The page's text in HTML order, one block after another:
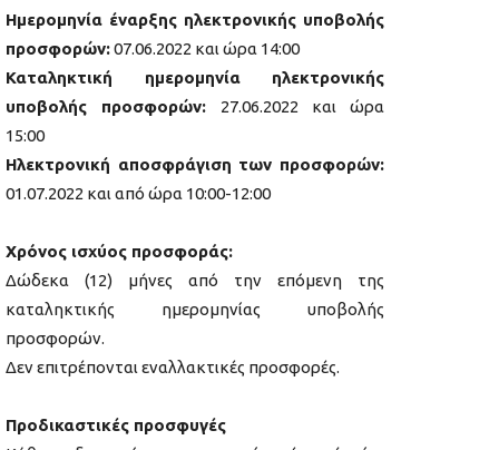
Ημερομηνία έναρξης ηλεκτρονικής υποβολής
προσφορών:07.06.2022 και ώρα 14:00
Καταληκτική ημερομηνία ηλεκτρονικής
υποβολής προσφορών: 27.06.2022 και ώρα
15:00
Ηλεκτρονική αποσφράγιση των προσφορών:
01.07.2022 και από ώρα 10:00-12:00
Χρόνος ισχύος προσφοράς:
Δώδεκα (12) μήνες από την επόμενη της
καταληκτικής ημερομηνίας υποβολής
προσφορών.
Δεν επιτρέπονται εναλλακτικές προσφορές.
Προδικαστικές προσφυγές